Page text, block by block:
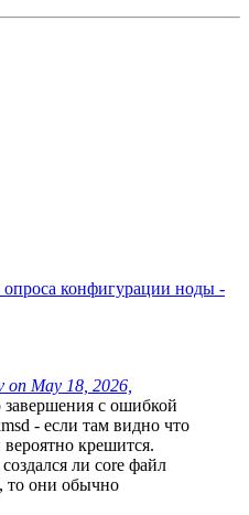
опроса конфигурации ноды -
on May 18, 2026,
завершения с ошибкой
- если там видно что
вероятно крешится.
ли core файл
то они обычно